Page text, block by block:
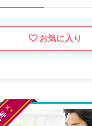
お気に入り